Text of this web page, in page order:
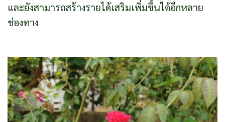
และยังสามารถสร้างรายได้เสริมเพิ่มขึ้นได้อีกหลาย
ช่องทาง